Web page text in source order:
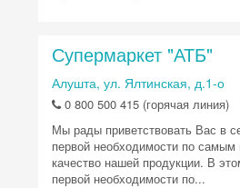
Супермаркет "АТБ"
Алушта, ул. Ялтинская, д.1-о
0 800 500 415 (горячая линия)
Мы рады приветствовать Вас в
первой необходимости по
качество нашей продукции. В
первой необходимости по...